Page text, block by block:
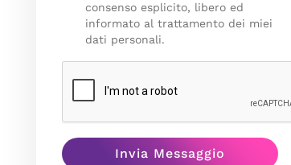
consenso esplicito, libero ed
informato al trattamento dei miei
dati personali.